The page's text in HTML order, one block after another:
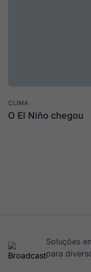
CLIMA
O El Niño chegou
Soluções
para